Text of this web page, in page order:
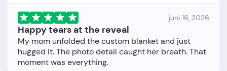
juni 16, 2026
Happy tears at the reveal
My mom unfolded the custom blanket and just
hugged it. The photo detail caught her breath. That